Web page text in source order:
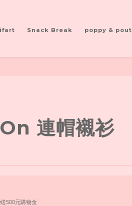
Snack Break poppy & pout
連帽襯衫
500元購物金